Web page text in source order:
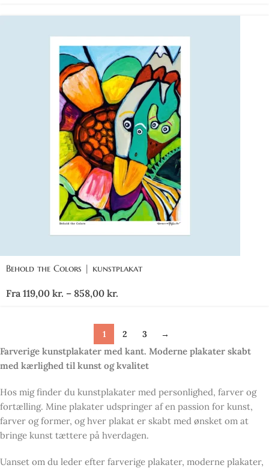
Behold the Colors | kunstplakat
Fra 119,00 kr. – 858,00 kr.
1 2 3 →
Farverige kunstplakater med kant. Moderne plakater skabt
med kærlighed til kunst og kvalitet
Hos mig finder du kunstplakater med personlighed, farver og
fortælling. Mine plakater udspringer af en passion for kunst,
farver og former, og hver plakat er skabt med ønsket om at
bringe kunst tættere på hverdagen.
Uanset om du leder efter farverige plakater, moderne plakater,